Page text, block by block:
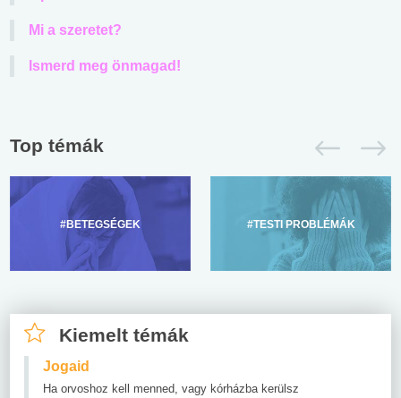
Mi a szeretet?
Ismerd meg önmagad!
Top témák
#BETEGSÉGEK #TESTI PROBLÉMÁK
Kiemelt témák
Jogaid
Ha orvoshoz kell menned, vagy kórházba kerülsz